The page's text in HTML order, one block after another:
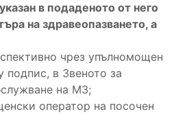
в подаденото от него
на здравеопазването, а
чрез упълномощен
подпис, в Звеното за
на МЗ;
оператор на посочен